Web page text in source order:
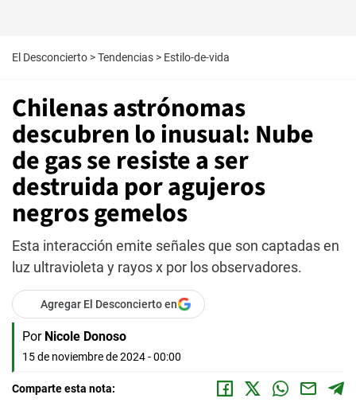
El Desconcierto >Tendencias > Estilo-de-vida
Chilenas astrónomas
descubren lo inusual: Nube
de gas se resiste a ser
destruida por agujeros
negros gemelos
Esta interacción emite señales que son captadas en
luz ultravioleta y rayos x por los observadores.
Agregar El Desconcierto en
Por Nicole Donoso
15 de noviembre de 2024 - 00:00
Comparte esta nota: